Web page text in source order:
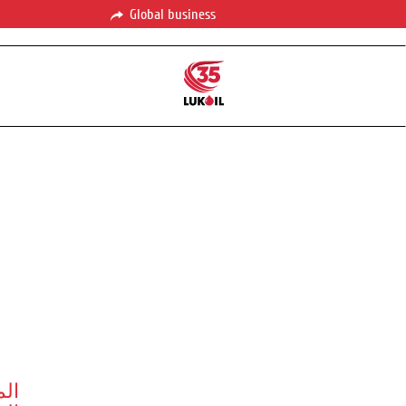
Global business